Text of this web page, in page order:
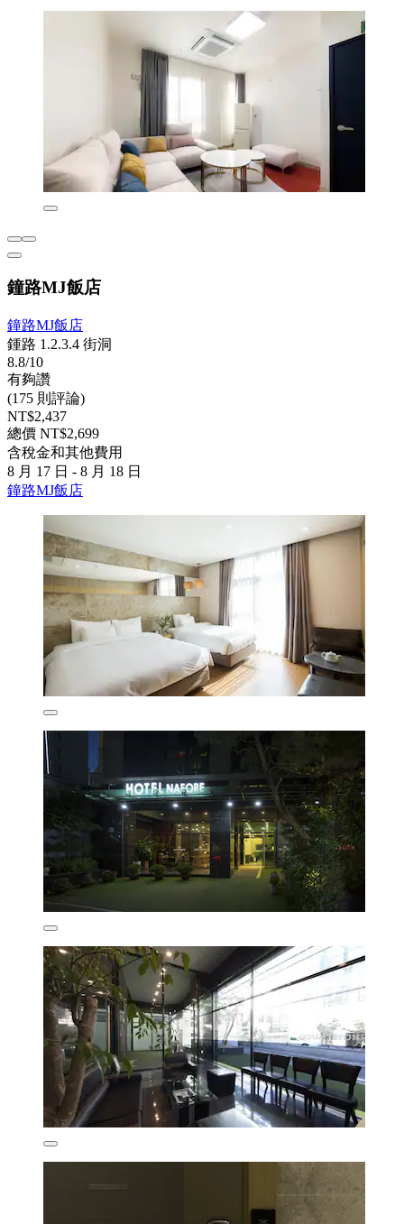
鐘路MJ飯店
鐘路MJ飯店
鍾路 1.2.3.4 街洞
8.8/10
有夠讚
(175 則評論)
NT$2,437
總價 NT$2,699
含稅金和其他費用
8 月 17 日 - 8 月 18 日
鐘路MJ飯店